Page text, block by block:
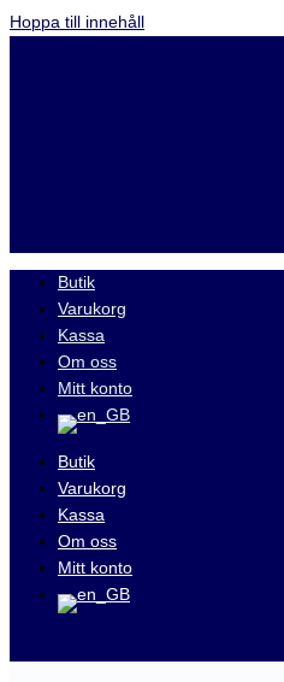
Hoppa till innehåll
Butik
Varukorg
Kassa
Om oss
Mitt konto
Butik
Varukorg
Kassa
Om oss
Mitt konto